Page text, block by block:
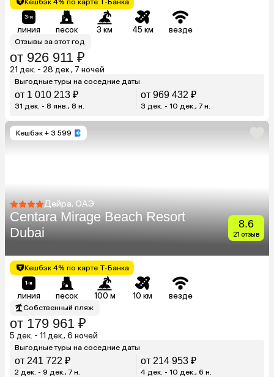
Кешбэк 4% по карте Т-Банка
линия песок 3 км 45 км везде
Отзывы за этот год
от 926 911 ₽
21 дек. - 28 дек., 7 ночей
Выгодные туры на соседние даты
от 1 010 213 ₽
31 дек. - 8 янв., 8 н.
от 969 432 ₽
3 дек. - 10 дек., 7 н.
Кешбэк + 3 599
Дейра, ОАЭ
Centara Mirage Beach Resort
Dubai
8.6
21 отзыв
Кешбэк 4% по карте Т-Банка
линия песок 100 м 10 км везде
Собственный пляж
от 179 961 ₽
5 дек. - 11 дек., 6 ночей
Выгодные туры на соседние даты
от 241 722 ₽
2 дек. - 9 дек., 7 н.
от 214 953 ₽
4 дек. - 10 дек., 6 н.